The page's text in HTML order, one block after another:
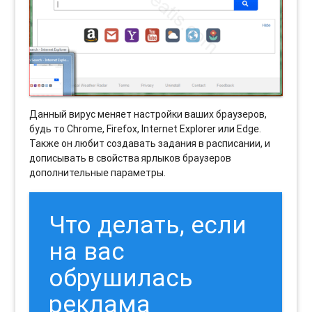
Данный вирус меняет настройки ваших браузеров,
будь то Chrome, Firefox, Internet Explorer или Edge.
Также он любит создавать задания в расписании, и
дописывать в свойства ярлыков браузеров
дополнительные параметры.
Что делать, если
на вас
обрушилась
реклама